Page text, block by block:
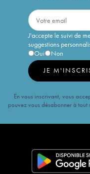
J'accepte le suivi de
suggestions
Oui
Non
JE
En vous inscrivant, vous
pouvez vous désabonner à tout